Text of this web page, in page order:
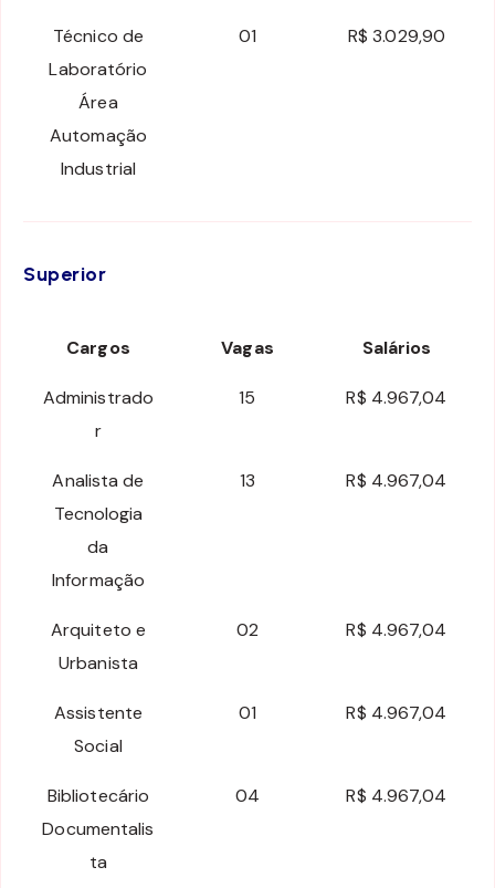
Técnico de
Laboratório
Área
Automação
Industrial
01 R$ 3.029,90
Superior
Cargos Vagas Salários
Administrado
r
15 R$ 4.967,04
Analista de
Tecnologia
da
Informação
13 R$ 4.967,04
Arquiteto e
Urbanista
02 R$ 4.967,04
Assistente
Social
01 R$ 4.967,04
Bibliotecário
Documentalis
ta
04 R$ 4.967,04